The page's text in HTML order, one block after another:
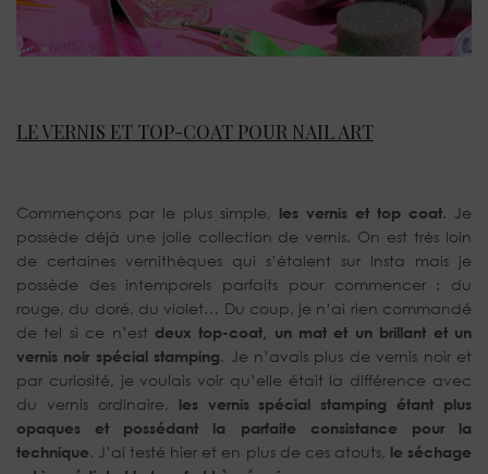
LE VERNIS ET TOP-COAT POUR NAIL ART
Commençons par le plus simple, les vernis et top coat. Je
possède déjà une jolie collection de vernis. On est très loin
de certaines vernithèques qui s’étalent sur Insta mais je
possède des intemporels parfaits pour commencer : du
rouge, du doré, du violet… Du coup, je n’ai rien commandé
de tel si ce n’est deux top-coat, un mat et un brillant et un
vernis noir spécial stamping. Je n’avais plus de vernis noir et
par curiosité, je voulais voir qu’elle était la différence avec
du vernis ordinaire, les vernis spécial stamping étant plus
opaques et possédant la parfaite consistance pour la
technique. J’ai testé hier et en plus de ces atouts, le séchage